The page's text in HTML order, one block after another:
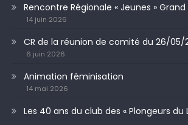
Rencontre Régionale « Jeunes » Grand
14 juin 2026
CR de la réunion de comité du 26/05/
6 juin 2026
Animation féminisation
14 mai 2026
Les 40 ans du club des « Plongeurs